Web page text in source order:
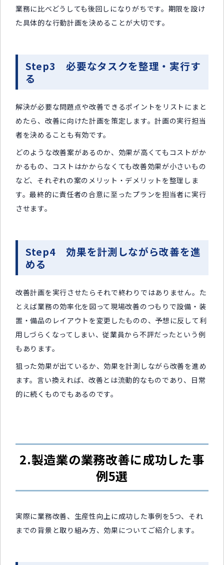
業務に比べどうしても後回しになりがちです。期限を設け
た具体的な行動計画を決めることが大切です。
Step3 必要なタスクを整理・実行す
る
解決が必要な問題点や改善できるポイントをリストにまと
めたら、改善に向けた計画を策定します。計画の実行担当
者を決めることも有効です。
どのような改善案があるのか、効果が高くてもコストがか
かるもの、コストはかからなくても改善効果が小さいもの
など、それぞれの案のメリット・デメリットを整理しま
す。最終的に責任者の合意に至ったプランを担当者に実行
させます。
Step4 効果を計測しながら改善を進
める
改善計画を実行させたらそれで終わりではありません。た
とえば業務の効率化を図って現場改善のつもりで設備・装
置・備品のレイアウトを変更したものの、予想に反して利
用しづらくなってしまい、従業員から不評だったという例
もあります。
狙った効果が出ているか、効果を計測しながら改善を進め
ます。言い換えれば、改善とは流動的なものであり、日常
的に続くものでもあるのです。
2.製造業の業務改善に成功した事
例5選
実際に業務改善、生産性向上に成功した事例を5つ、それ
までの背景と取り組み方、効果についてご紹介します。